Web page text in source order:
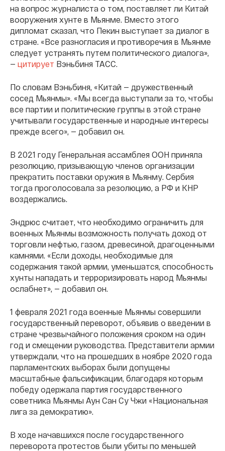
на вопрос журналиста о том, поставляет ли Китай
вооружения хунте в Мьянме. Вместо этого
дипломат сказал, что Пекин выступает за диалог в
стране. «Все разногласия и противоречия в Мьянме
следует устранять путем политического диалога»,
— цитирует Вэньбиня ТАСС.
По словам Вэньбиня, «Китай — дружественный
сосед Мьянмы». «Мы всегда выступали за то, чтобы
все партии и политические группы в этой стране
учитывали государственные и народные интересы
прежде всего», — добавил он.
В 2021 году Генеральная ассамблея ООН приняла
резолюцию, призывающую членов организации
прекратить поставки оружия в Мьянму. Сербия
тогда проголосовала за резолюцию, а РФ и КНР
воздержались.
Эндрюс считает, что необходимо ограничить для
военных Мьянмы возможность получать доход от
торговли нефтью, газом, древесиной, драгоценными
камнями. «Если доходы, необходимые для
содержания такой армии, уменьшатся, способность
хунты нападать и терроризировать народ Мьянмы
ослабнет», — добавил он.
1 февраля 2021 года военные Мьянмы совершили
государственный переворот, объявив о введении в
стране чрезвычайного положения сроком на один
год и смещении руководства. Представители армии
утверждали, что на прошедших в ноябре 2020 года
парламентских выборах были допущены
масштабные фальсификации, благодаря которым
победу одержала партия государственного
советника Мьянмы Аун Сан Су Чжи «Национальная
лига за демократию».
В ходе начавшихся после государственного
переворота протестов были убиты по меньшей